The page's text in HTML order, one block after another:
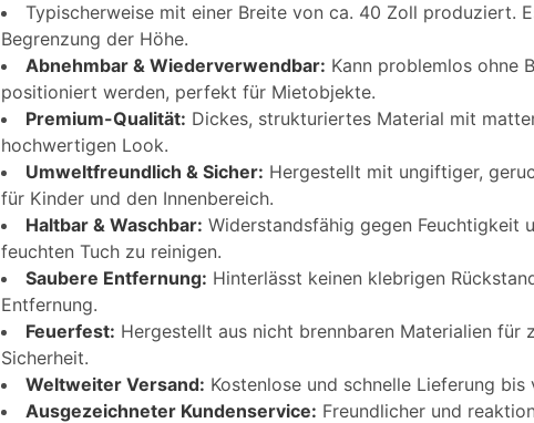
Typischerweise mit einer Breite von ca. 40 Zoll produziert.
Begrenzung der Höhe.
Abnehmbar & Wiederverwendbar: Kann problemlos ohne
positioniert werden, perfekt für Mietobjekte.
Premium-Qualität: Dickes, strukturiertes Material mit
hochwertigen Look.
Umweltfreundlich & Sicher: Hergestellt mit ungiftiger,
für Kinder und den Innenbereich.
Haltbar & Waschbar: Widerstandsfähig gegen Feuchtigkeit
feuchten Tuch zu reinigen.
Saubere Entfernung: Hinterlässt keinen klebrigen
Entfernung.
Feuerfest: Hergestellt aus nicht brennbaren Materialien für
Sicherheit.
Weltweiter Versand: Kostenlose und schnelle Lieferung bis
Ausgezeichneter Kundenservice: Freundlicher und